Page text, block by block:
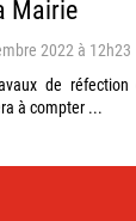
Mairie
2022 à 12h23
de
à compter ...